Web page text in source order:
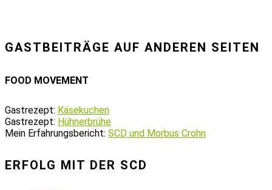
GASTBEITRÄGE AUF ANDEREN SEITEN
FOOD MOVEMENT
Gastrezept: Käsekuchen
Gastrezept: Hühnerbrühe
Mein Erfahrungsbericht: SCD und Morbus Crohn
ERFOLG MIT DER SCD